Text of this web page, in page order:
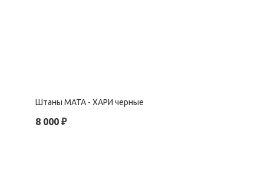
Штаны МАТА - ХАРИ черные
8 000 ₽